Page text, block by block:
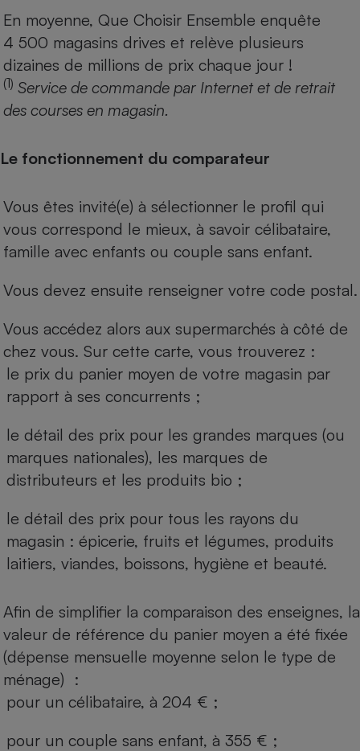
En moyenne, Que Choisir Ensemble enquête
4 500 magasins drives et relève plusieurs
dizaines de millions de prix chaque jour !
(1) Service de commande par Internet et de retrait
des courses en magasin.
Le fonctionnement du comparateur
Vous êtes invité(e) à sélectionner le profil qui
vous correspond le mieux, à savoir célibataire,
famille avec enfants ou couple sans enfant.
Vous devez ensuite renseigner votre code postal.
Vous accédez alors aux supermarchés à côté de
chez vous. Sur cette carte, vous trouverez :
le prix du panier moyen de votre magasin par
rapport à ses concurrents ;
le détail des prix pour les grandes marques (ou
marques nationales), les marques de
distributeurs et les produits bio ;
le détail des prix pour tous les rayons du
magasin : épicerie, fruits et légumes, produits
laitiers, viandes, boissons, hygiène et beauté.
Afin de simplifier la comparaison des enseignes, la
valeur de référence du panier moyen a été fixée
(dépense mensuelle moyenne selon le type de
ménage) :
pour un célibataire, à 204 € ;
pour un couple sans enfant, à 355 € ;